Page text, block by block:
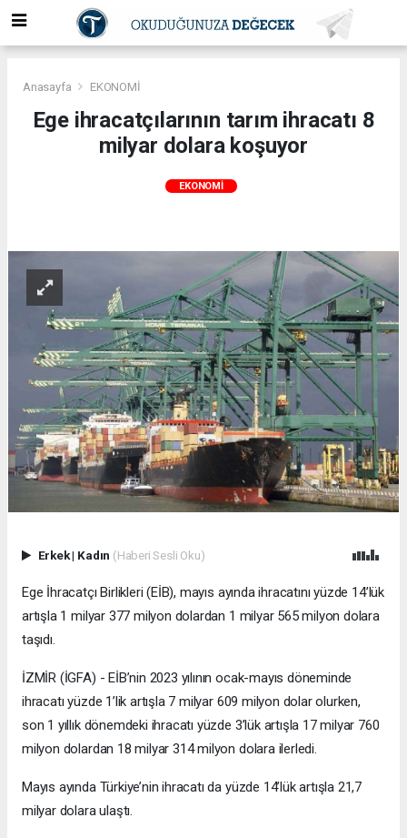
Anasayfa EKONOMİ
Ege ihracatçılarının tarım ihracatı 8
milyar dolara koşuyor
EKONOMİ
Erkek| Kadın (Haberi Sesli Oku)
Ege İhracatçı Birlikleri (EİB), mayıs ayında ihracatını yüzde 14’lük
artışla 1 milyar 377 milyon dolardan 1 milyar 565 milyon dolara
taşıdı.
İZMİR (İGFA) - EİB’nin 2023 yılının ocak-mayıs döneminde
ihracatı yüzde 1’lik artışla 7 milyar 609 milyon dolar olurken,
son 1 yıllık dönemdeki ihracatı yüzde 3’lük artışla 17 milyar 760
milyon dolardan 18 milyar 314 milyon dolara ilerledi.
Mayıs ayında Türkiye’nin ihracatı da yüzde 14’lük artışla 21,7
milyar dolara ulaştı.